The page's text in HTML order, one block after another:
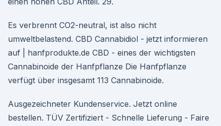
Es verbrennt CO2-neutral, ist also nicht
umweltbelastend. CBD Cannabidiol - jetzt informieren
auf | hanfprodukte.de CBD - eines der wichtigsten
Cannabinoide der Hanfpflanze Die Hanfpflanze
verfügt über insgesamt 113 Cannabinoide.
Ausgezeichneter Kundenservice. Jetzt online
bestellen. TÜV Zertifiziert - Schnelle Lieferung - Faire